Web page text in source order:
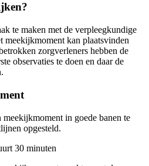
te maken met de verpleegkundige
meekijkmoment kan plaatsvinden
zorgverleners hebben de
observaties te doen en daar de
in goede banen te
opgesteld.
30 minuten